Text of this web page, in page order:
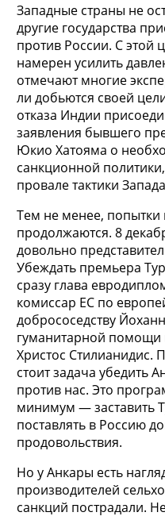
Западные страны не
другие государства
против России. С этой
намерен усилить
отмечают многие
ли добьются своей
отказа Индии
заявления бывшего
Юкио Хатояма о
санкционной
провале тактики
Тем не менее, попытки
продолжаются. 8
довольно
Убеждать премьера
сразу глава
комиссар ЕС по
добрососедству
гуманитарной помощи
Христос Стилианидис.
стоит задача убедить
против нас. Это
минимум — заставить
поставлять в Россию
продовольствия.
Но у Анкары есть
производителей
санкций пострадали.